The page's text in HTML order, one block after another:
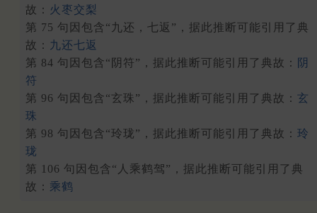
故： 火枣交梨
第 75 句因包含“九还，七返”，据此推断可能引用了典
故： 九还七返
第 84 句因包含“阴符”，据此推断可能引用了典故：
阴
符
第 96 句因包含“玄珠”，据此推断可能引用了典故： 玄
珠
第 98 句因包含“玲珑”，据此推断可能引用了典故： 玲
珑
第 106 句因包含“人乘鹤驾”，据此推断可能引用了典
故： 乘鹤